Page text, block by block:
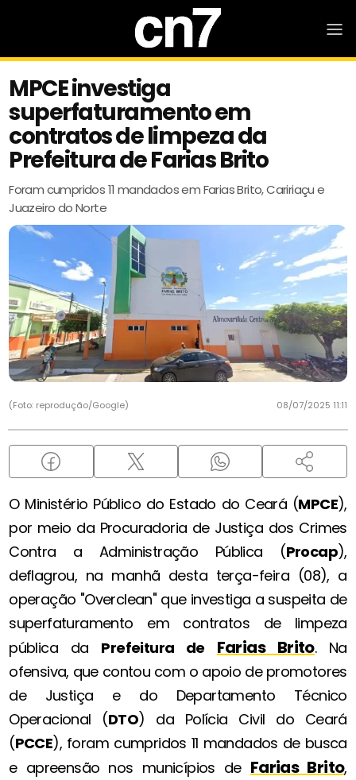
MPCE investiga
superfaturamento em
contratos de limpeza da
Prefeitura de Farias Brito
Foram cumpridos 11 mandados em Farias Brito, Caririaçu e
Juazeiro do Norte
(Foto: reprodução/Google) 08/07/2025 11:11
O Ministério Público do Estado do Ceará (MPCE),
por meio da Procuradoria de Justiça dos Crimes
Contra a Administração Pública (Procap),
deflagrou, na manhã desta terça-feira (08), a
operação "Overclean" que investiga a suspeita de
superfaturamento em contratos de limpeza
pública da Prefeitura de Farias Brito. Na
ofensiva, que contou com o apoio de promotores
de Justiça e do Departamento Técnico
Operacional (DTO) da Polícia Civil do Ceará
(PCCE), foram cumpridos 11 mandados de busca
e apreensão nos municípios de Farias Brito,